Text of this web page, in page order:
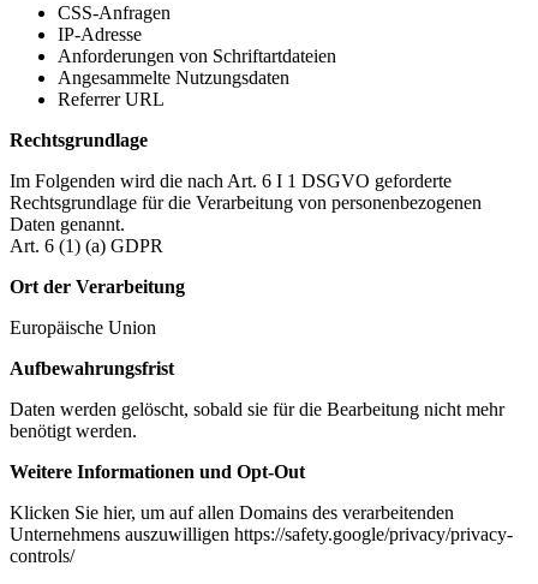
CSS-Anfragen
IP-Adresse
Anforderungen von Schriftartdateien
Angesammelte Nutzungsdaten
Referrer URL
Rechtsgrundlage
Im Folgenden wird die nach Art. 6 I 1 DSGVO geforderte
Rechtsgrundlage für die Verarbeitung von personenbezogenen
Daten genannt.
Art. 6 (1) (a) GDPR
Ort der Verarbeitung
Europäische Union
Aufbewahrungsfrist
Daten werden gelöscht, sobald sie für die Bearbeitung nicht mehr
benötigt werden.
Weitere Informationen und Opt-Out
Klicken Sie hier, um auf allen Domains des verarbeitenden
Unternehmens auszuwilligen https://safety.google/privacy/privacy-
controls/